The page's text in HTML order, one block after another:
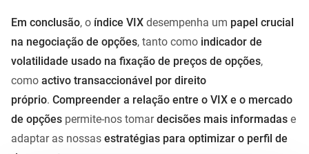
Em conclusão, o índice VIX desempenha um papel crucial
na negociação de opções, tanto como indicador de
volatilidade usado na fixação de preços de opções,
como activo transaccionável por direito
próprio. Compreender a relação entre o VIX e o mercado
de opções permite-nos tomardecisões mais informadas e
adaptar as nossas estratégias para optimizar o perfil de